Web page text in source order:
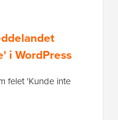
i WordPress
felet 'Kunde inte